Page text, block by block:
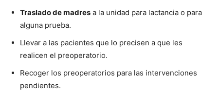
Traslado de madres a la unidad para lactancia o para
alguna prueba.
Llevar a las pacientes que lo precisen a que les
realicen el preoperatorio.
Recoger los preoperatorios para las intervenciones
pendientes.